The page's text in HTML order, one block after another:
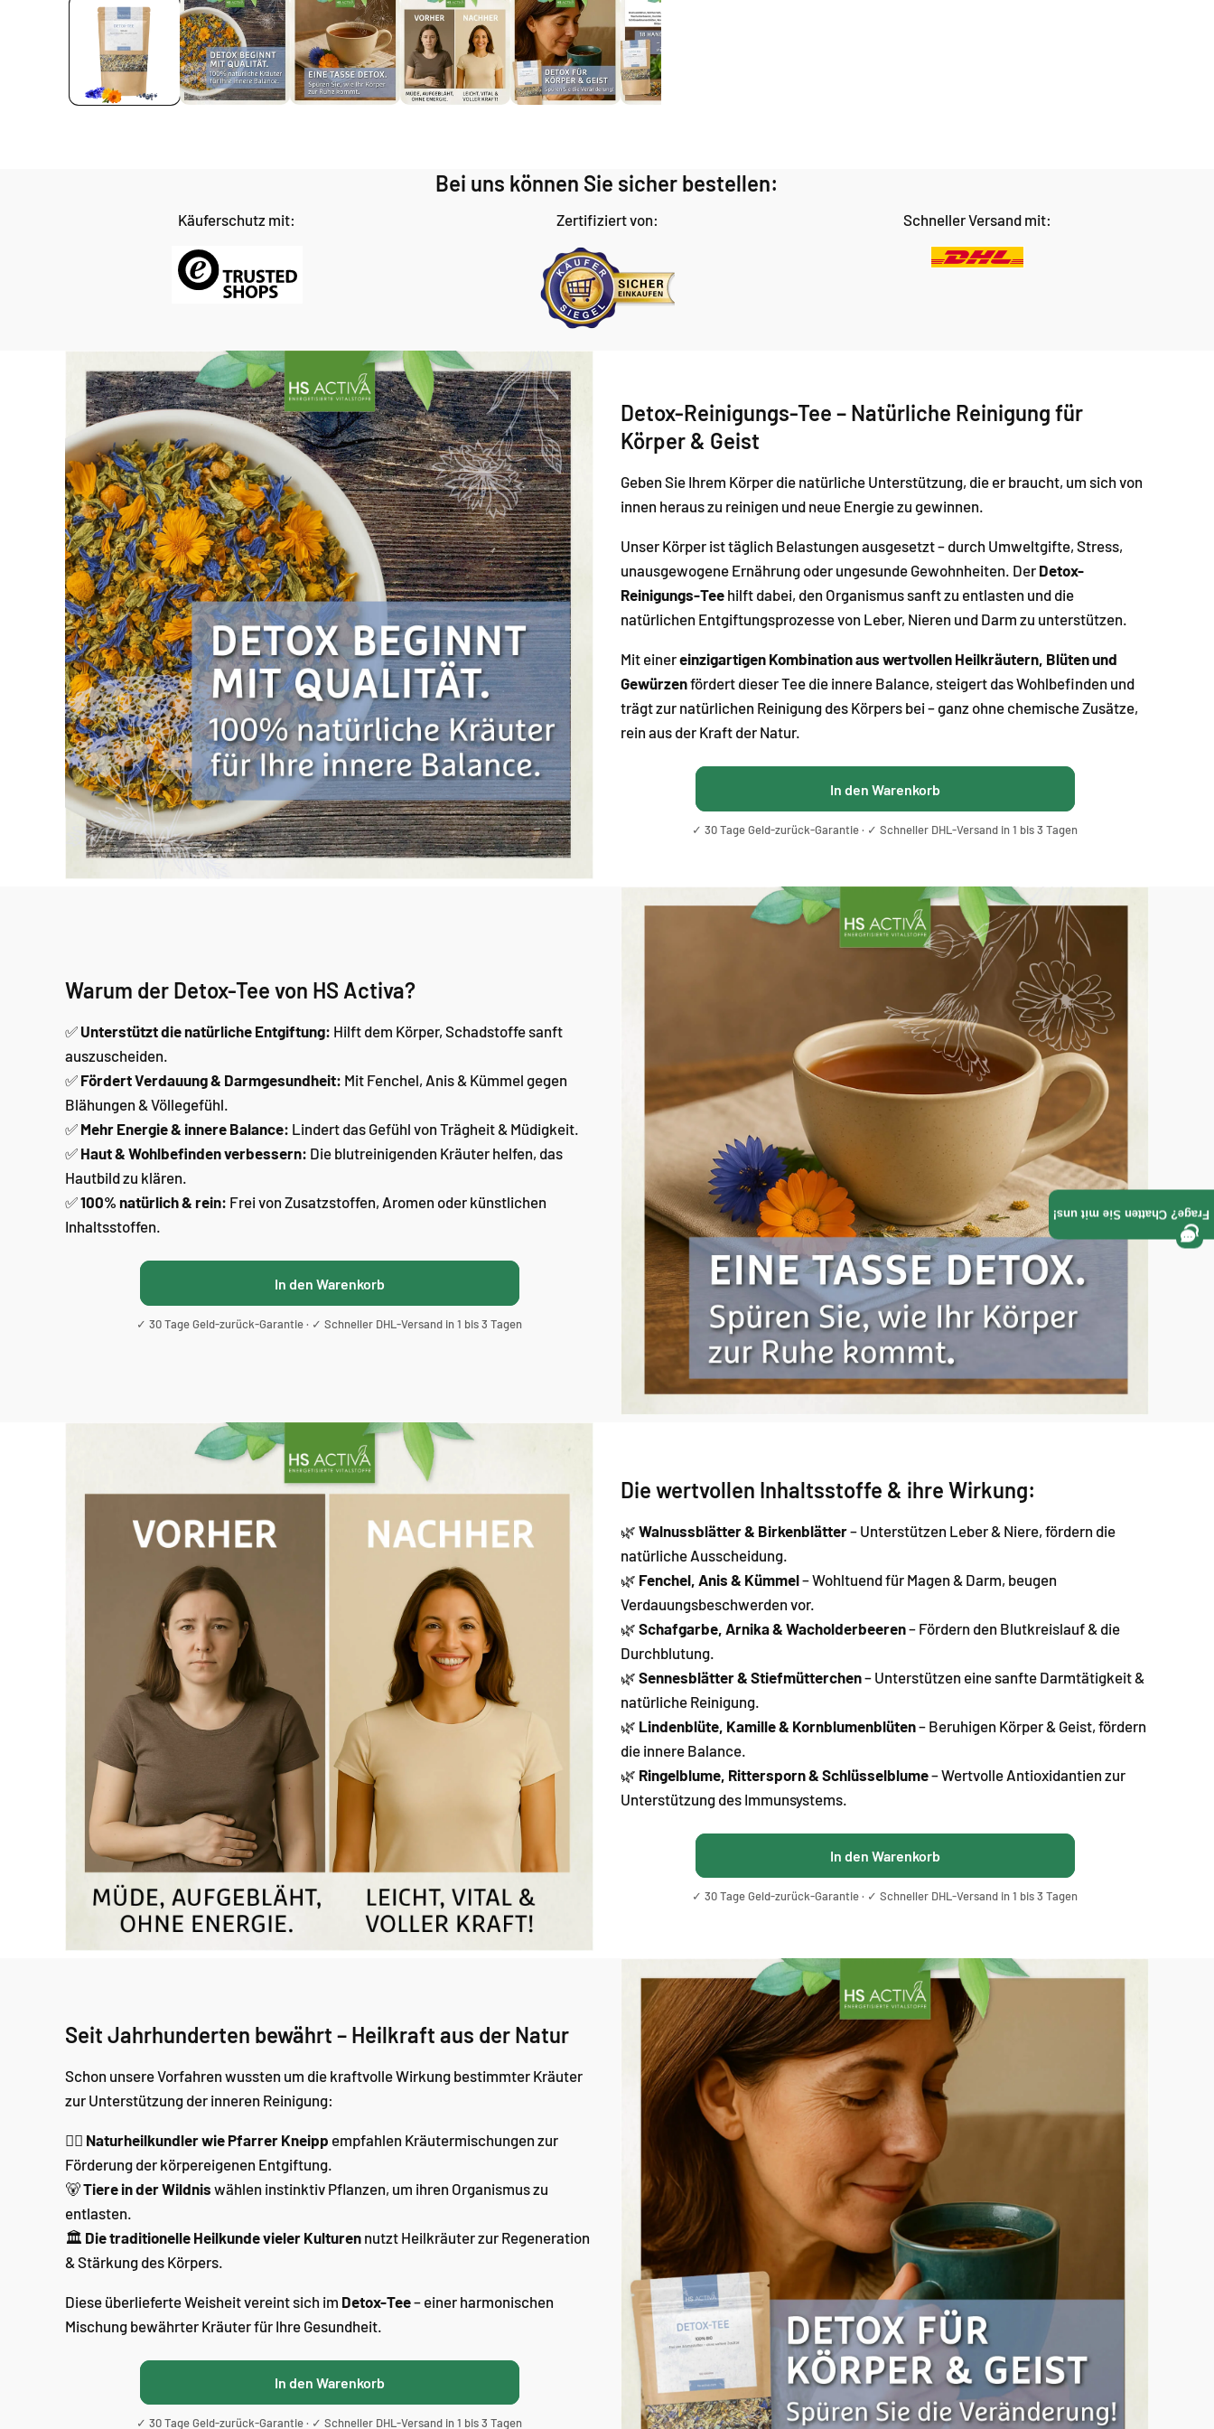
Bei uns können Sie sicher bestellen:
Käuferschutz mit: Zertifiziert von: Schneller Versand mit:
Detox-Reinigungs-Tee – Natürliche Reinigung für
Körper & Geist
Geben Sie Ihrem Körper die natürliche Unterstützung, die er braucht, um sich von
innen heraus zu reinigen und neue Energie zu gewinnen.
Unser Körper ist täglich Belastungen ausgesetzt – durch Umweltgifte, Stress,
unausgewogene Ernährung oder ungesunde Gewohnheiten. Der Detox-
Reinigungs-Tee hilft dabei, den Organismus sanft zu entlasten und die
natürlichen Entgiftungsprozesse von Leber, Nieren und Darm zu unterstützen.
Mit einereinzigartigen Kombination aus wertvollen Heilkräutern, Blüten und
Gewürzenfördert dieser Tee die innere Balance, steigert das Wohlbefinden und
trägt zur natürlichen Reinigung des Körpers bei – ganz ohne chemische Zusätze,
rein aus der Kraft der Natur.
In den Warenkorb
✓ 30 Tage Geld-zurück-Garantie · ✓ Schneller DHL-Versand in 1 bis 3 Tagen
Warum der Detox-Tee von HS Activa?
✅ Unterstützt die natürliche Entgiftung: Hilft dem Körper, Schadstoffe sanft
auszuscheiden.
✅ Fördert Verdauung & Darmgesundheit: Mit Fenchel, Anis & Kümmel gegen
Blähungen & Völlegefühl.
✅ Mehr Energie & innere Balance: Lindert das Gefühl von Trägheit & Müdigkeit.
✅ Haut & Wohlbefinden verbessern: Die blutreinigenden Kräuter helfen, das
Hautbild zu klären.
✅100% natürlich & rein: Frei von Zusatzstoffen, Aromen oder künstlichen
Inhaltsstoffen.
In den Warenkorb
✓ 30 Tage Geld-zurück-Garantie · ✓ Schneller DHL-Versand in 1 bis 3 Tagen
Die wertvollen Inhaltsstoffe & ihre Wirkung:
🌿 Walnussblätter & Birkenblätter– Unterstützen Leber & Niere, fördern die
natürliche Ausscheidung.
🌿 Fenchel, Anis & Kümmel– Wohltuend für Magen & Darm, beugen
Verdauungsbeschwerden vor.
🌿 Schafgarbe, Arnika & Wacholderbeeren– Fördern den Blutkreislauf & die
Durchblutung.
🌿 Sennesblätter & Stiefmütterchen– Unterstützen eine sanfte Darmtätigkeit &
natürliche Reinigung.
🌿 Lindenblüte, Kamille & Kornblumenblüten– Beruhigen Körper & Geist, fördern
die innere Balance.
🌿 Ringelblume, Rittersporn & Schlüsselblume– Wertvolle Antioxidantien zur
Unterstützung des Immunsystems.
In den Warenkorb
✓ 30 Tage Geld-zurück-Garantie · ✓ Schneller DHL-Versand in 1 bis 3 Tagen
Seit Jahrhunderten bewährt – Heilkraft aus der Natur
Schon unsere Vorfahren wussten um die kraftvolle Wirkung bestimmter Kräuter
zur Unterstützung der inneren Reinigung:
🧑‍⚕️ Naturheilkundler wie Pfarrer Kneipp empfahlen Kräutermischungen zur
Förderung der körpereigenen Entgiftung.
🐻Tiere in der Wildnis wählen instinktiv Pflanzen, um ihren Organismus zu
entlasten.
🏛 Die traditionelle Heilkunde vieler Kulturen nutzt Heilkräuter zur Regeneration
& Stärkung des Körpers.
Diese überlieferte Weisheit vereint sich im Detox-Tee– einer harmonischen
Mischung bewährter Kräuter für Ihre Gesundheit.
In den Warenkorb
✓ 30 Tage Geld-zurück-Garantie · ✓ Schneller DHL-Versand in 1 bis 3 Tagen
Frage? Chatten Sie mit uns!